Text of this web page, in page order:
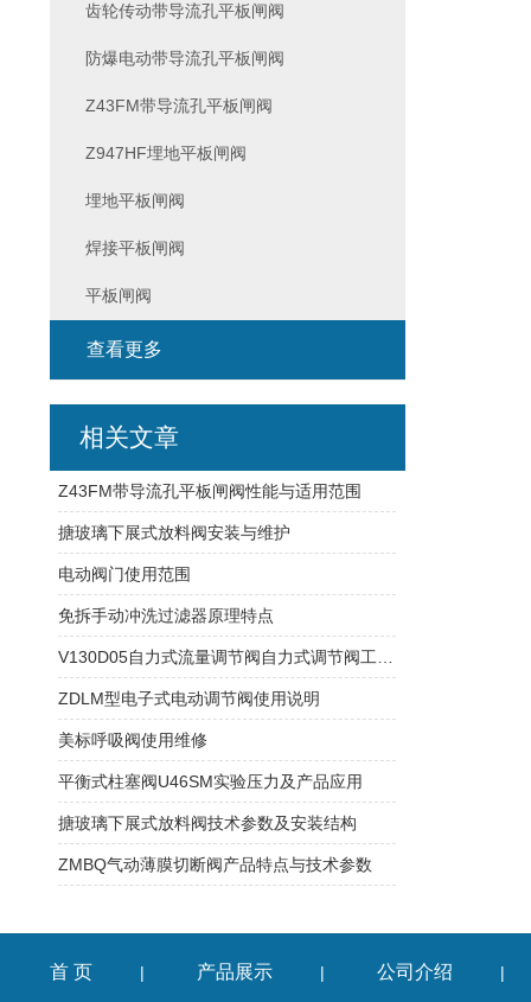
齿轮传动带导流孔平板闸阀
防爆电动带导流孔平板闸阀
Z43FM带导流孔平板闸阀
Z947HF埋地平板闸阀
埋地平板闸阀
焊接平板闸阀
平板闸阀
查看更多
相关文章
Z43FM带导流孔平板闸阀性能与适用范围
搪玻璃下展式放料阀安装与维护
电动阀门使用范围
免拆手动冲洗过滤器原理特点
ZDLM型电子式电动调节阀使用说明
美标呼吸阀使用维修
平衡式柱塞阀U46SM实验压力及产品应用
搪玻璃下展式放料阀技术参数及安装结构
ZMBQ气动薄膜切断阀产品特点与技术参数
首 页 | 产品展示 | 公司介绍 |